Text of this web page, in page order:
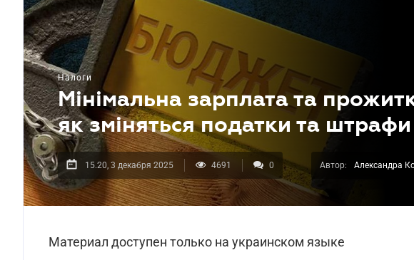
Налоги
Мінімальна зарплата та
як зміняться податки та
15.20, 3 декабря 2025 4691 0 Автор: Александра
Материал доступен только на украинском языке